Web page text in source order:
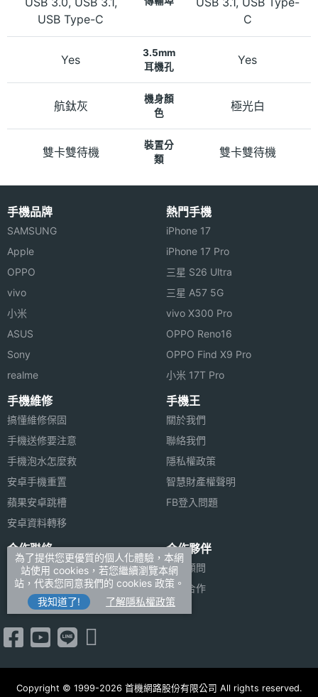
USB Type-C
C
Yes
3.5mm
耳機孔
Yes
航鈦灰
機身顏
色
極光白
雙卡雙待機
裝置分
類
雙卡雙待機
手機品牌
SAMSUNG
Apple
OPPO
vivo
小米
ASUS
Sony
realme
熱門手機
iPhone 17
iPhone 17 Pro
三星 S26 Ultra
三星 A57 5G
vivo X300 Pro
OPPO Reno16
OPPO Find X9 Pro
小米 17T Pro
手機維修
搞懂維修保固
手機送修要注意
手機泡水怎麼救
安卓手機重置
蘋果安卓跳槽
安卓資料轉移
手機王
關於我們
聯絡我們
隱私權政策
智慧財產權聲明
FB登入問題
合作聯絡
廣告刊登
加入商店報價
新聞聯絡
合作夥伴
法律顧問
媒體合作
Copyright © 1999-2026 首機網路股份有限公司 All rights reserved.
為了提供您更優質的個人化體驗，本網
站使用 cookies，若您繼續瀏覽本網
站，代表您同意我們的 cookies 政策。
我知道了!
了解隱私權政策